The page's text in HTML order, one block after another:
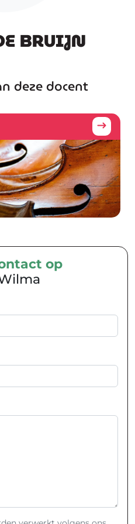
BRUIJN
deze docent
op